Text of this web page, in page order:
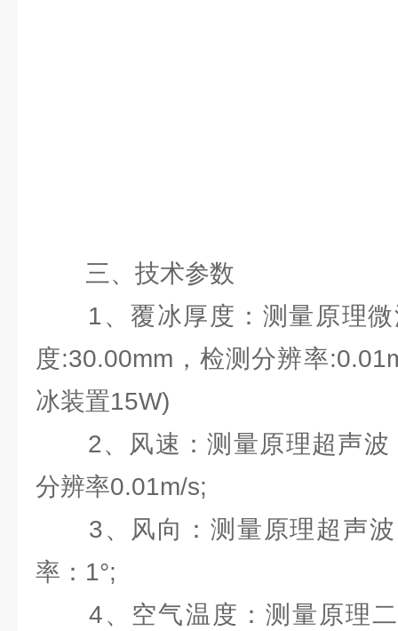
三、技术参数
1、覆冰厚度：测量原理微
度:30.00mm，检测分辨率
冰装置15W)
2、风速：测量原理超声波
分辨率0.01m/s;
3、风向：测量原理超声波
率：1°;
4、空气温度：测量原理二